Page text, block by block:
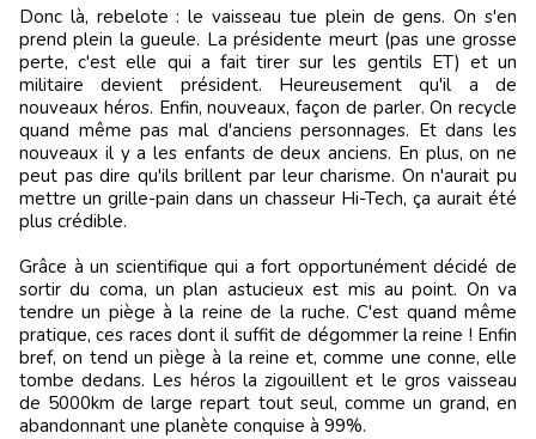
Donc là, rebelote : le vaisseau tue plein de gens. On s'en
prend plein la gueule. La présidente meurt (pas une grosse
perte, c'est elle qui a fait tirer sur les gentils ET) et un
militaire devient président. Heureusement qu'il a de
nouveaux héros. Enfin, nouveaux, façon de parler. On recycle
quand même pas mal d'anciens personnages. Et dans les
nouveaux il y a les enfants de deux anciens. En plus, on ne
peut pas dire qu'ils brillent par leur charisme. On n'aurait pu
mettre un grille-pain dans un chasseur Hi-Tech, ça aurait été
plus crédible.
Grâce à un scientifique qui a fort opportunément décidé de
sortir du coma, un plan astucieux est mis au point. On va
tendre un piège à la reine de la ruche. C'est quand même
pratique, ces races dont il suffit de dégommer la reine ! Enfin
bref, on tend un piège à la reine et, comme une conne, elle
tombe dedans. Les héros la zigouillent et le gros vaisseau
de 5000km de large repart tout seul, comme un grand, en
abandonnant une planète conquise à 99%.